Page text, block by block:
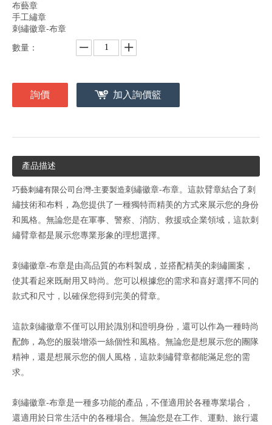
布藝章
手工繡章
刺繡徽章-布章
數量：
詢價 加入詢價籃
產品描述
巧藝刺繡有限公司台灣-主要製造刺繡徽章-布章。這款臂章結合了刺
繡技術和布料，為您提供了一種獨特而精美的方式來展示您的身份
和風格。無論您是在軍事、警察、消防、救援或企業領域，這款刺
繡臂章都是展示您專業形象的理想選擇。
刺繡徽章-布章是由高品質的布料製成，並搭配精美的刺繡圖案，
使其看起來既耐用又時尚。您可以根據您的需求和喜好選擇不同的
款式和尺寸，以確保您得到完美的臂章。
這款刺繡徽章不僅可以用於識別和證明身份，還可以作為一種時尚
配飾，為您的服裝增添一絲個性和風格。無論您是想展示您的團隊
精神，還是想展示您的個人風格，這款刺繡臂章都能滿足您的需
求。
刺繡徽章-布章是一種多功能的產品，不僅適用於各種專業場合，
還適用於日常生活中的各種場合。無論您是在工作、運動、旅行還